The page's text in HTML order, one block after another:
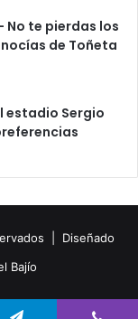
No te pierdas los
de Toñeta
estadio Sergio
| Diseñado
Bajío